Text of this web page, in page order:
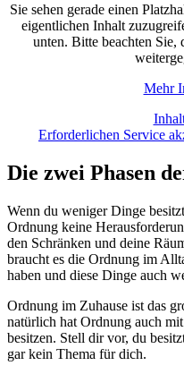
Sie sehen gerade einen
eigentlichen Inhalt
unten. Bitte beachten Sie,
Mehr
Erforderlichen Service
Die zwei Phasen
Wenn du weniger Dinge
Ordnung keine
den Schränken und deine
braucht es die Ordnung im
haben und diese Dinge auch
Ordnung im Zuhause ist das
natürlich hat Ordnung auch
besitzen. Stell dir vor, du
gar kein Thema für dich.